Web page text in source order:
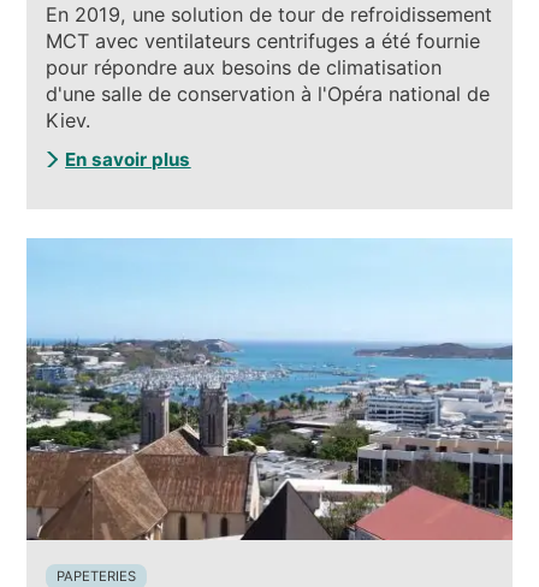
En 2019, une solution de tour de refroidissement
MCT avec ventilateurs centrifuges a été fournie
pour répondre aux besoins de climatisation
d'une salle de conservation à l'Opéra national de
Kiev.
En savoir plus
PAPETERIES